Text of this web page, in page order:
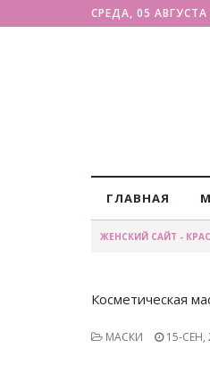
СРЕДА, 05 АВГУСТА
ГЛАВНАЯ
ЖЕНСКИЙ САЙТ -
Косметическая
МАСКИ 15-СЕН,